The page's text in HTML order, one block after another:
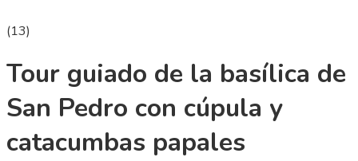
(13)
Tour guiado de la basílica de
San Pedro con cúpula y
catacumbas papales